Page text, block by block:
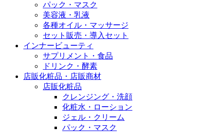
パック・マスク
美容液・乳液
各種オイル・マッサージ
セット販売・導入セット
インナービューティ
サプリメント・食品
ドリンク・酵素
店販化粧品・店販商材
店販化粧品
クレンジング・洗顔
化粧水・ローション
ジェル・クリーム
パック・マスク